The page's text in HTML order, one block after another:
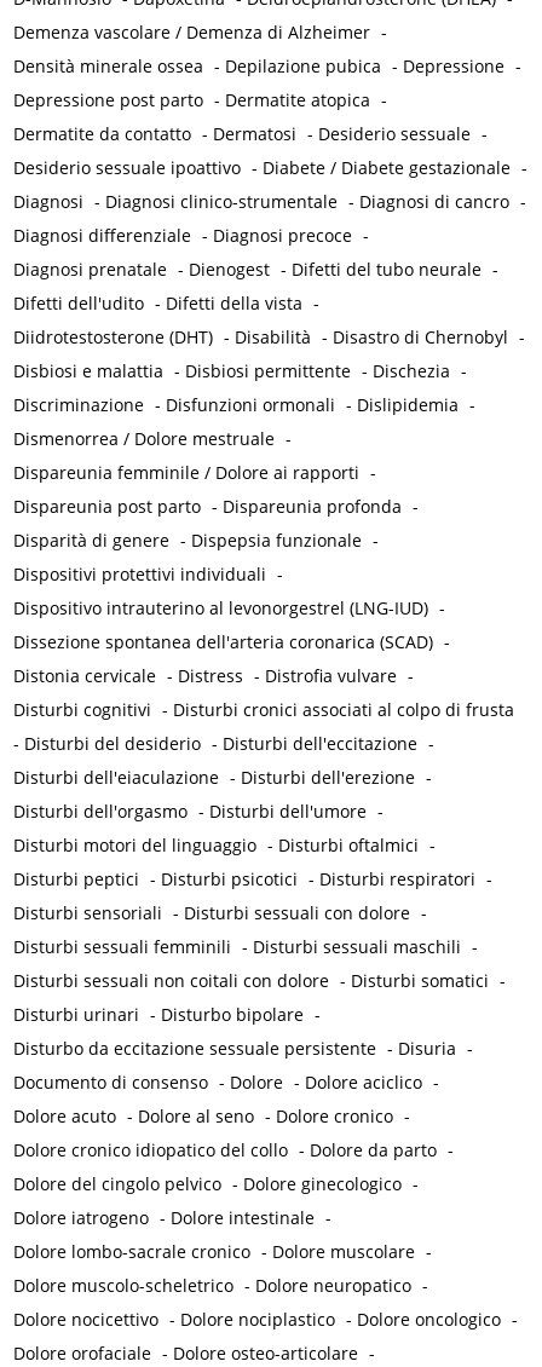
Demenza vascolare / Demenza di Alzheimer -
Densità minerale ossea - Depilazione pubica - Depressione -
Depressione post parto - Dermatite atopica -
Dermatite da contatto - Dermatosi - Desiderio sessuale -
Desiderio sessuale ipoattivo - Diabete / Diabete gestazionale -
Diagnosi - Diagnosi clinico-strumentale - Diagnosi di cancro -
Diagnosi differenziale - Diagnosi precoce -
Diagnosi prenatale - Dienogest - Difetti del tubo neurale -
Difetti dell'udito - Difetti della vista -
Diidrotestosterone (DHT) - Disabilità - Disastro di Chernobyl -
Disbiosi e malattia - Disbiosi permittente - Dischezia -
Discriminazione - Disfunzioni ormonali - Dislipidemia -
Dismenorrea / Dolore mestruale -
Dispareunia femminile / Dolore ai rapporti -
Dispareunia post parto - Dispareunia profonda -
Disparità di genere - Dispepsia funzionale -
Dispositivi protettivi individuali -
Dispositivo intrauterino al levonorgestrel (LNG-IUD) -
Dissezione spontanea dell'arteria coronarica (SCAD) -
Distonia cervicale - Distress - Distrofia vulvare -
Disturbi cognitivi - Disturbi cronici associati al colpo di frusta
- Disturbi del desiderio - Disturbi dell'eccitazione -
Disturbi dell'eiaculazione - Disturbi dell'erezione -
Disturbi dell'orgasmo - Disturbi dell'umore -
Disturbi motori del linguaggio - Disturbi oftalmici -
Disturbi peptici - Disturbi psicotici - Disturbi respiratori -
Disturbi sensoriali - Disturbi sessuali con dolore -
Disturbi sessuali femminili - Disturbi sessuali maschili -
Disturbi sessuali non coitali con dolore - Disturbi somatici -
Disturbi urinari - Disturbo bipolare -
Disturbo da eccitazione sessuale persistente - Disuria -
Documento di consenso - Dolore - Dolore aciclico -
Dolore acuto - Dolore al seno - Dolore cronico -
Dolore cronico idiopatico del collo - Dolore da parto -
Dolore del cingolo pelvico - Dolore ginecologico -
Dolore iatrogeno - Dolore intestinale -
Dolore lombo-sacrale cronico - Dolore muscolare -
Dolore muscolo-scheletrico - Dolore neuropatico -
Dolore nocicettivo - Dolore nociplastico - Dolore oncologico -
Dolore orofaciale - Dolore osteo-articolare -